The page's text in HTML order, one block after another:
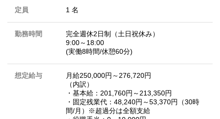
定員 1 名
勤務時間
完全週休2日制（土日祝休み）
9:00～18:00
(実働8時間/休憩60分)
想定給与
月給250,000円～276,720円
（内訳）
・基本給：201,760円～213,350円
・固定残業代：48,240円～53,370円（30時
間/月）※超過分は全額支給